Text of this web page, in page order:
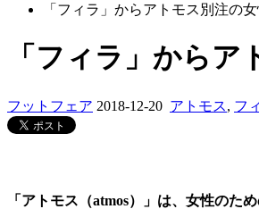
「フィラ」からアトモス別注の
「フィラ」から
フットフェア 2018-12-20 アトモス, フ
「アトモス（atmos）」は、女性の